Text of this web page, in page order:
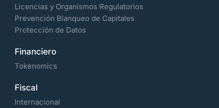
Licencias y Organismos Regulatorios
Prevención Blanqueo de Capitales
Protección de Datos
Financiero
Tokenomics
Fiscal
Internacional